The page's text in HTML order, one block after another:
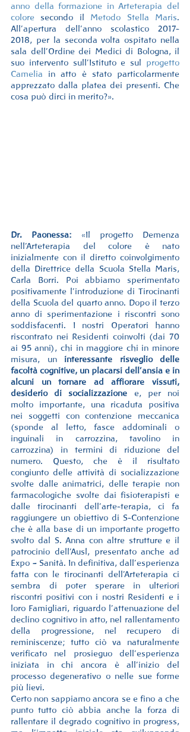
anno della formazione in Arteterapia del
colore secondo il Metodo Stella Maris.
All’apertura dell’anno scolastico 2017-
2018, per la seconda volta ospitato nella
sala dell’Ordine dei Medici di Bologna, il
suo intervento sull’Istituto e sul progetto
Camelia in atto è stato particolarmente
apprezzato dalla platea dei presenti. Che
cosa può dirci in merito?».
Dr. Paonessa: «Il progetto Demenza
nell’Arteterapia del colore è nato
inizialmente con il diretto coinvolgimento
della Direttrice della Scuola Stella Maris,
Carla Borri. Poi abbiamo sperimentato
positivamente l’introduzione di Tirocinanti
della Scuola del quarto anno. Dopo il terzo
anno di sperimentazione i riscontri sono
soddisfacenti. I nostri Operatori hanno
riscontrato nei Residenti coinvolti (dai 70
ai 95 anni), chi in maggiore chi in minore
misura, un interessante risveglio delle
facoltà cognitive, un placarsi dell’ansia e in
alcuni un tornare ad affiorare vissuti,
desiderio di socializzazione e, per noi
molto importante, una ricaduta positiva
nei soggetti con contenzione meccanica
(sponde al letto, fasce addominali o
inguinali in carrozzina, tavolino in
carrozzina) in termini di riduzione del
numero. Questo, che è il risultato
congiunto delle attività di socializzazione
svolte dalle animatrici, delle terapie non
farmacologiche svolte dai fisioterapisti e
dalle tirocinanti dell’arte-terapia, ci fa
raggiungere un obiettivo di S-Contenzione
che è alla base di un importante progetto
svolto dal S. Anna con altre strutture e il
patrocinio dell’Ausl, presentato anche ad
Expo – Sanità. In definitiva, dall’esperienza
fatta con le tirocinanti dell’Arteterapia ci
sembra di poter sperare in ulteriori
riscontri positivi con i nostri Residenti e i
loro Famigliari, riguardo l’attenuazione del
declino cognitivo in atto, nel rallentamento
della progressione, nel recupero di
reminiscenze; tutto ciò va naturalmente
verificato nel prosieguo dell’esperienza
iniziata in chi ancora è all’inizio del
processo degenerativo o nelle sue forme
più lievi.
Certo non sappiamo ancora se e fino a che
punto tutto ciò abbia anche la forza di
rallentare il degrado cognitivo in progress,